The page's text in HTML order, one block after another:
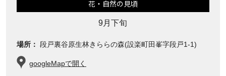
花・自然の見頃
9月下旬
場所： 段戸裏谷原生林きららの森(設楽町田峯字段戸1-1)
googleMapで開く